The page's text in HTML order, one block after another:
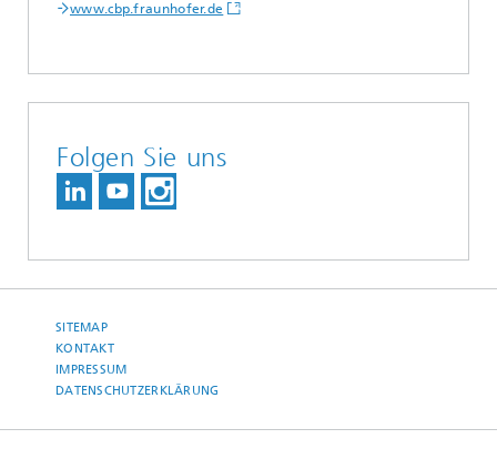
www.cbp.fraunhofer.de
Folgen Sie uns
SITEMAP
KONTAKT
IMPRESSUM
DATENSCHUTZERKLÄRUNG